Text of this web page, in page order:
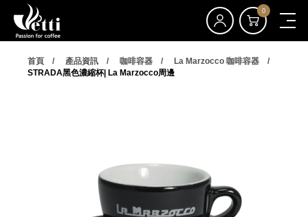
0
首頁 產品資訊 咖啡容器
La Marzocco 咖啡容器
STRADA黑色濃縮杯| La Marzocco周邊